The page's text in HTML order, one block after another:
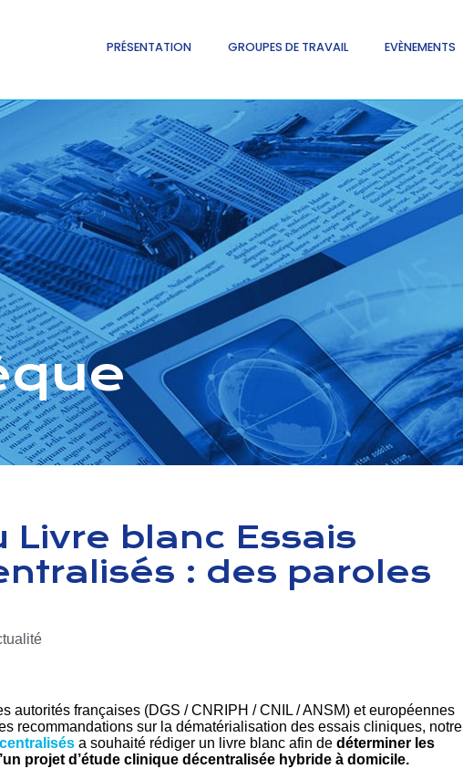
PRÉSENTATION GROUPES DE TRAVAIL EVÈNEMENTS
Livre blanc Essais
: des paroles
autorités françaises (DGS / CNRIPH / CNIL / ANSM) et européennes
recommandations sur la dématérialisation des essais cliniques, notre
a souhaité rédiger un livre blanc afin de déterminer les
projet d’étude clinique décentralisée hybride à domicile.